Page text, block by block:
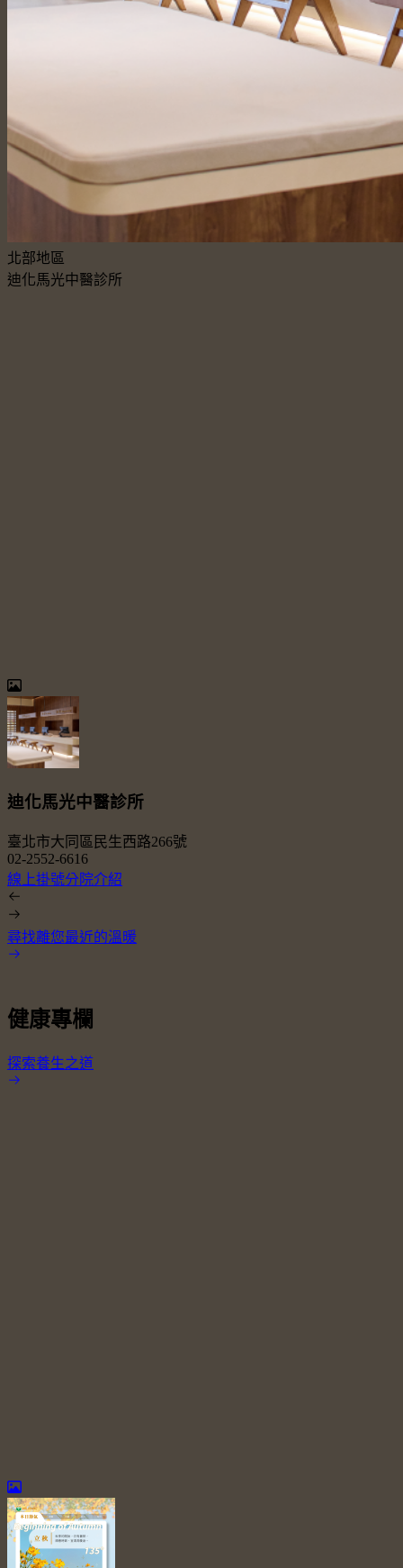
北部地區
迪化馬光中醫診所
迪化馬光中醫診所
臺北市大同區民生西路266號
02-2552-6616
線上掛號分院介紹
尋找離您最近的溫暖
健康專欄
探索養生之道